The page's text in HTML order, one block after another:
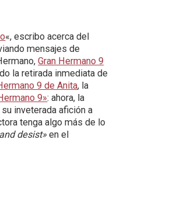
«, escribo acerca del
mensajes de
Gran Hermano 9
la retirada inmediata de
9 de Anita, la
9»: ahora, la
inveterada afición a
tenga algo más de lo
desist» en el